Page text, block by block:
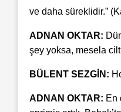
ve daha süreklidir.”
ADNAN OKTAR:
şey yoksa, mesela cilt
BÜLENT SEZGİN:
ADNAN OKTAR: En